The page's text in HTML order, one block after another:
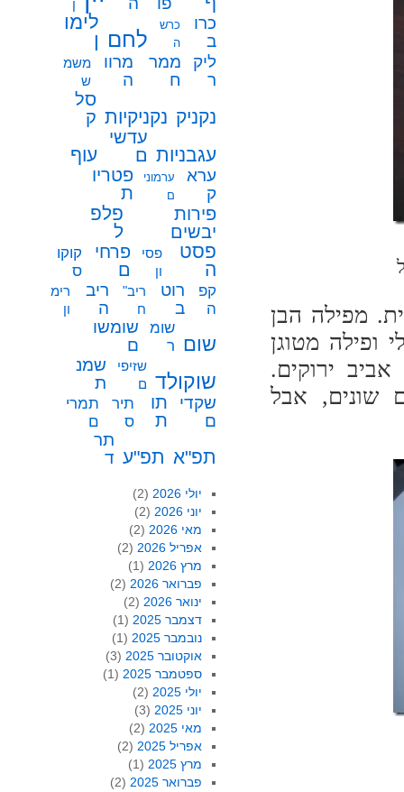
מפילה הבן
ופילה מטוגן
ירוקים.
שונים, אבל
ן
כרו
ב
כרש
ה
לחם
לימו
ן
ליק
ר
ממר
ח
מרוו
ה
משמ
ש
נקניק נקניקיות
סל
ק
עגבניות
עדשי
ם
עוף
ערא
ק
ערמוני
ם
פטריו
ת
פירות
יבשים
פלפ
ל
פסט
ה
פסי
ון
פרחי
ם
קוקו
ס
קפ
ה
רוט
ב
ריב"
ח
ריב
ה
רימ
ון
שום
שומ
ר
שומשו
ם
שוקולד
שזיפי
ם
שמנ
ת
שקדי
ם
תו
ת
תיר
ס
תמרי
ם
תפ"א תפ"ע
תר
ד
יולי 2026
(2)
יוני 2026
(2)
מאי 2026
(2)
אפריל 2026
(2)
מרץ 2026
(1)
פברואר 2026
(2)
ינואר 2026
(2)
דצמבר 2025
(1)
נובמבר 2025
(1)
אוקטובר 2025
(3)
ספטמבר 2025
(1)
יולי 2025
(2)
יוני 2025
(3)
מאי 2025
(2)
אפריל 2025
(2)
מרץ 2025
(1)
פברואר 2025
(2)